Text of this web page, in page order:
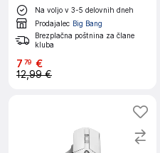
Na voljo v 3-5 delovnih dneh
Prodajalec Big Bang
Brezplačna poštnina za člane
kluba
7 79 €
12,99 €